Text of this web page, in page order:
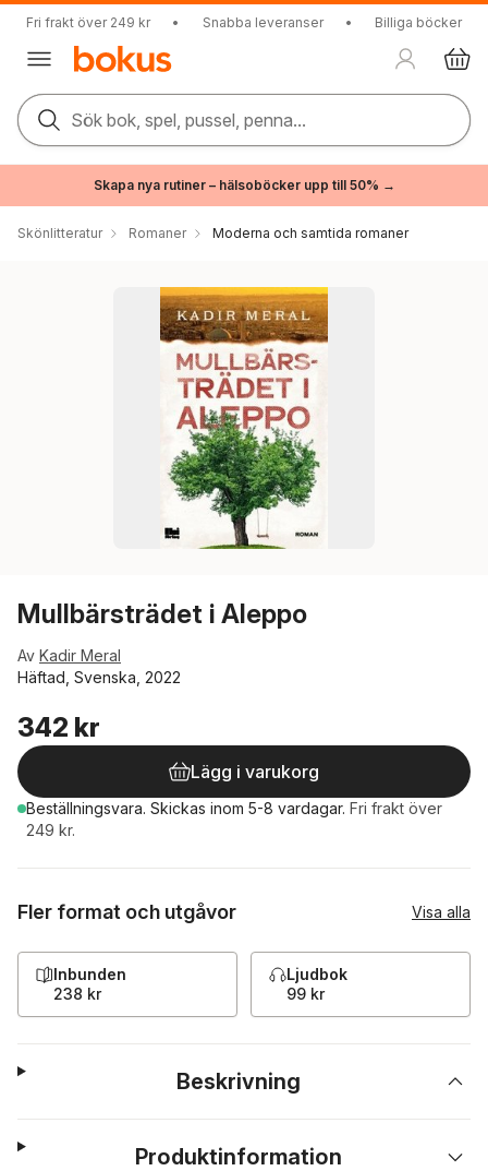
Fri frakt över 249 kr • Snabba leveranser • Billiga böcker
Sök bok, spel, pussel, penna...
Skapa nya rutiner – hälsoböcker upp till 50% →
Skönlitteratur Romaner Moderna och samtida romaner
Mullbärsträdet i Aleppo
Av Kadir Meral
Häftad, Svenska, 2022
342 kr
Lägg i varukorg
Beställningsvara. Skickas inom 5-8 vardagar. Fri frakt över
249 kr.
Fler format och utgåvor Visa alla
Inbunden
238 kr
Ljudbok
99 kr
Beskrivning
Produktinformation